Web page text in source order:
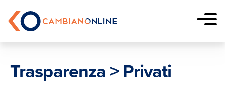
CambianOnline
Trasparenza > Privati